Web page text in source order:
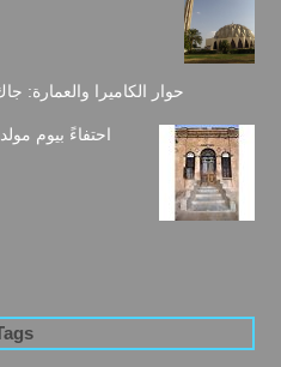
حوار الكاميرا والعمارة: